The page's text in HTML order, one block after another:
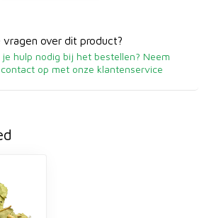
vragen over dit product?
je hulp nodig bij het bestellen? Neem
op met onze klantenservice